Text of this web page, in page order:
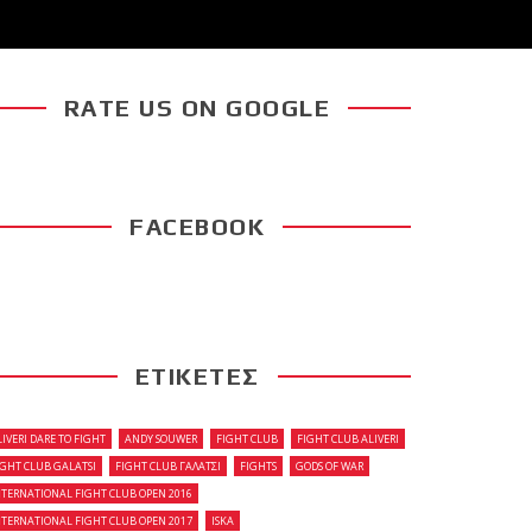
RATE US ON GOOGLE
FACEBOOK
ΕΤΙΚΕΤΕΣ
DARE TO FIGHT ANDY SOUWER FIGHT CLUB
FIGHT CLUB ALIVERI
CLUB GALATSI
FIGHT CLUB ΓΑΛΑΤΣΙ FIGHTS
GODS OF WAR
FIGHT CLUB OPEN 2016
FIGHT CLUB OPEN 2017
ISKA